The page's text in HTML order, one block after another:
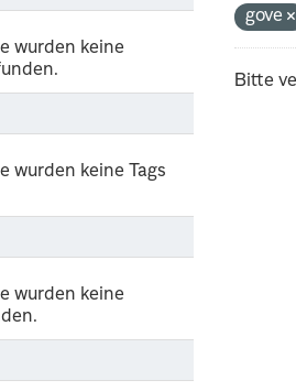
wurden keine
wurden keine Tags
wurden keine
gove
Bitte